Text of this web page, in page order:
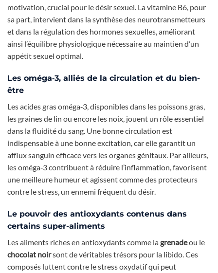
motivation, crucial pour le désir sexuel. La vitamine B6, pour
sa part, intervient dans la synthèse des neurotransmetteurs
et dans la régulation des hormones sexuelles, améliorant
ainsi l’équilibre physiologique nécessaire au maintien d’un
appétit sexuel optimal.
Les oméga‑3, alliés de la circulation et du bien-
être
Les acides gras oméga‑3, disponibles dans les poissons gras,
les graines de lin ou encore les noix, jouent un rôle essentiel
dans la fluidité du sang. Une bonne circulation est
indispensable à une bonne excitation, car elle garantit un
afflux sanguin efficace vers les organes génitaux. Par ailleurs,
les oméga‑3 contribuent à réduire l’inflammation, favorisent
une meilleure humeur et agissent comme des protecteurs
contre le stress, un ennemi fréquent du désir.
Le pouvoir des antioxydants contenus dans
certains super-aliments
Les aliments riches en antioxydants comme lagrenadeou le
chocolat noirsont de véritables trésors pour la libido. Ces
composés luttent contre le stress oxydatif qui peut